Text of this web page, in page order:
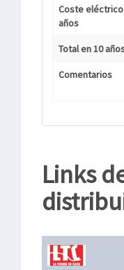
Coste eléctrico
años
Total en 10
Comentarios
Links